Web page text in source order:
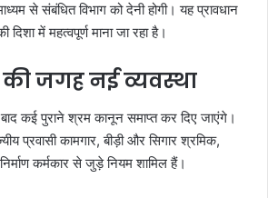
से संबंधित विभाग को देनी होगी। यह प्रावधान
में महत्वपूर्ण माना जा रहा है।
जगह नई व्यवस्था
कई पुराने श्रम कानून समाप्त कर दिए जाएंगे।
प्रवासी कामगार, बीड़ी और सिगार श्रमिक,
कर्मकार से जुड़े नियम शामिल हैं।